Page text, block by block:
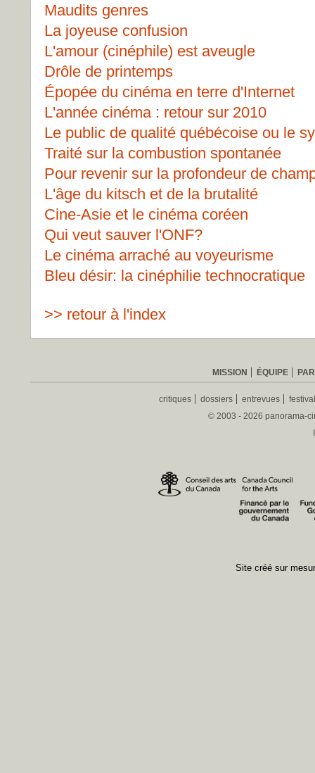
Maudits genres
La joyeuse confusion
L'amour (cinéphile) est aveugle
Drôle de printemps
Épopée du cinéma en terre d'Internet
L'année cinéma : retour sur 2010
Le public de qualité québécoise ou le
Traité sur la combustion spontanée
Pour revenir sur la profondeur de
L'âge du kitsch et de la brutalité
Cine-Asie et le cinéma coréen
Qui veut sauver l'ONF?
Le cinéma arraché au voyeurisme
Bleu désir: la cinéphilie technocratique
>> retour à l'index
MISSION ÉQUIPE
critiques dossiers entrevues
© 2003 - 2026 panorama-
Site créé sur